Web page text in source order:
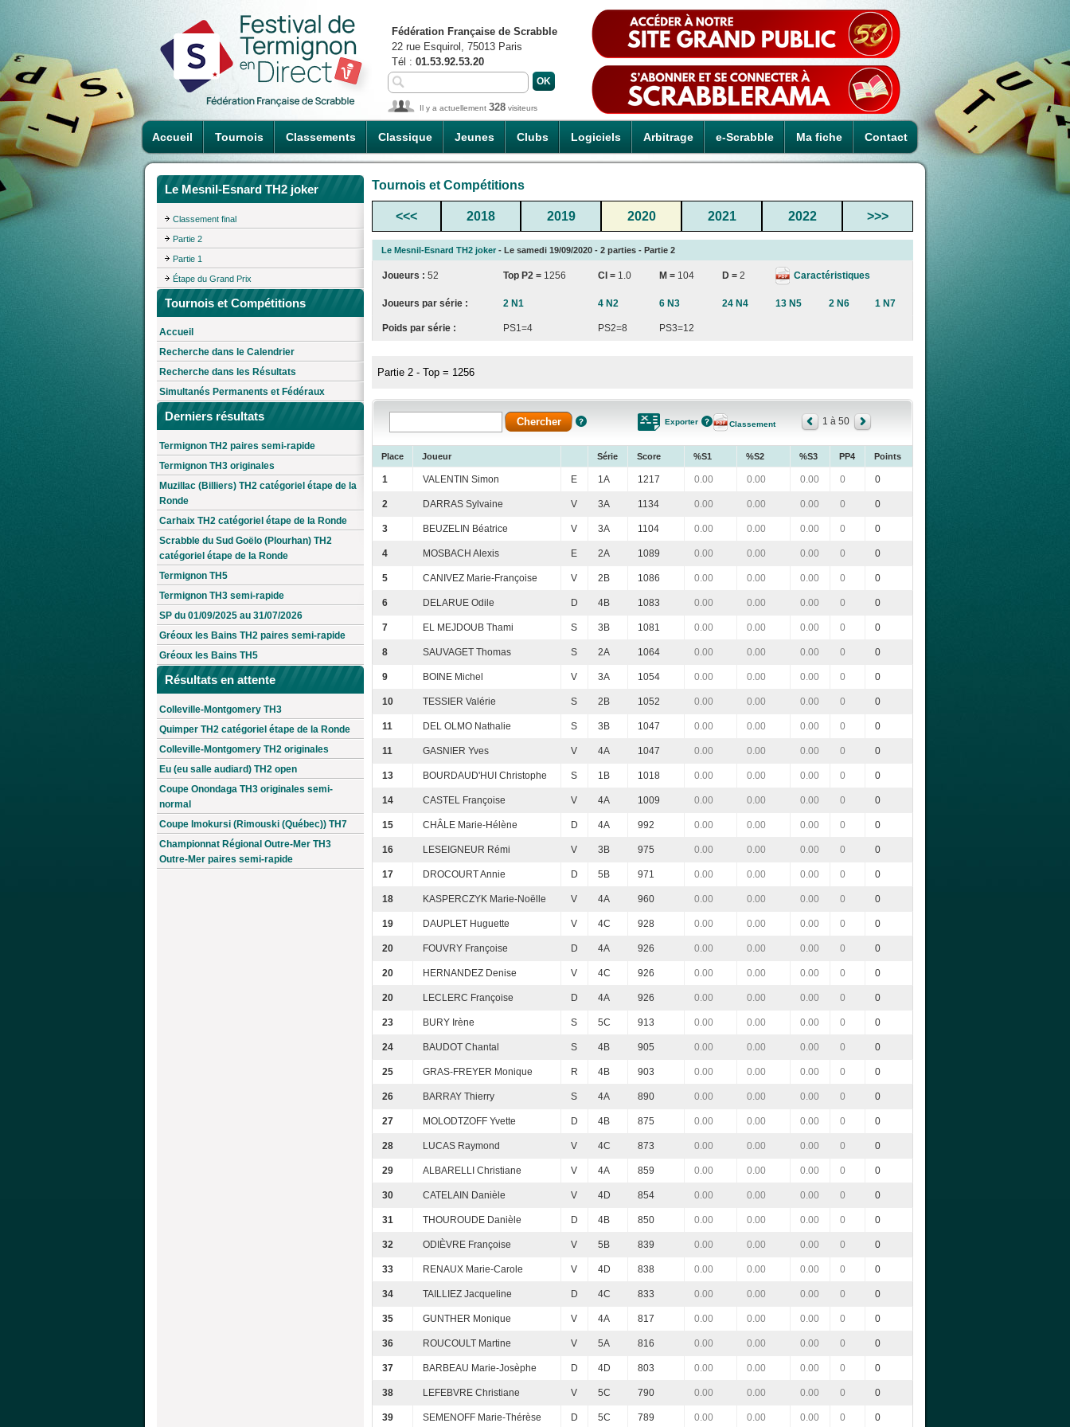
Accueil Tournois Classements Classique Jeunes Clubs Logiciels Arbitrage e-Scrabble Ma fiche Contact
Fédération Française de Scrabble
22 rue Esquirol, 75013 Paris
Tél : 01.53.92.53.20
Il y a actuellement 328 visiteurs
Le Mesnil-Esnard TH2 joker
Classement final
Partie 2
Partie 1
Étape du Grand Prix
Tournois et Compétitions
Accueil
Recherche dans le Calendrier
Recherche dans les Résultats
Simultanés Permanents et Fédéraux
Derniers résultats
Termignon TH2 paires semi-rapide
Termignon TH3 originales
Muzillac (Billiers) TH2 catégoriel étape de la
Ronde
Carhaix TH2 catégoriel étape de la Ronde
Scrabble du Sud Goëlo (Plourhan) TH2
catégoriel étape de la Ronde
Termignon TH5
Termignon TH3 semi-rapide
SP du 01/09/2025 au 31/07/2026
Gréoux les Bains TH2 paires semi-rapide
Gréoux les Bains TH5
Résultats en attente
Colleville-Montgomery TH3
Quimper TH2 catégoriel étape de la Ronde
Colleville-Montgomery TH2 originales
Eu (eu salle audiard) TH2 open
Coupe Onondaga TH3 originales semi-
normal
Coupe Imokursi (Rimouski (Québec)) TH7
Championnat Régional Outre-Mer TH3
Outre-Mer paires semi-rapide
Tournois et Compétitions
<<< 2018 2019 2020 2021 2022 >>>
Le Mesnil-Esnard TH2 joker - Le samedi 19/09/2020 - 2 parties - Partie 2
Joueurs : 52 Top P2 = 1256 CI = 1.0 M = 104 D = 2 Caractéristiques
Joueurs par série : 2 N1 4 N2 6 N3 24 N4 13 N5 2 N6 1 N7
Poids par série : PS1=4 PS2=8 PS3=12
Partie 2 - Top = 1256
Exporter Classement 1 à 50
Place Joueur Série Score %S1 %S2 %S3 PP4 Points
1 VALENTIN Simon E 1A 1217 0.00 0.00 0.00 0 0
2 DARRAS Sylvaine V 3A 1134 0.00 0.00 0.00 0 0
3 BEUZELIN Béatrice V 3A 1104 0.00 0.00 0.00 0 0
4 MOSBACH Alexis E 2A 1089 0.00 0.00 0.00 0 0
5 CANIVEZ Marie-Françoise V 2B 1086 0.00 0.00 0.00 0 0
6 DELARUE Odile D 4B 1083 0.00 0.00 0.00 0 0
7 EL MEJDOUB Thami S 3B 1081 0.00 0.00 0.00 0 0
8 SAUVAGET Thomas S 2A 1064 0.00 0.00 0.00 0 0
9 BOINE Michel V 3A 1054 0.00 0.00 0.00 0 0
10 TESSIER Valérie S 2B 1052 0.00 0.00 0.00 0 0
11 DEL OLMO Nathalie S 3B 1047 0.00 0.00 0.00 0 0
11 GASNIER Yves V 4A 1047 0.00 0.00 0.00 0 0
13 BOURDAUD'HUI Christophe S 1B 1018 0.00 0.00 0.00 0 0
14 CASTEL Françoise V 4A 1009 0.00 0.00 0.00 0 0
15 CHÂLE Marie-Hélène D 4A 992 0.00 0.00 0.00 0 0
16 LESEIGNEUR Rémi V 3B 975 0.00 0.00 0.00 0 0
17 DROCOURT Annie D 5B 971 0.00 0.00 0.00 0 0
18 KASPERCZYK Marie-Noëlle V 4A 960 0.00 0.00 0.00 0 0
19 DAUPLET Huguette V 4C 928 0.00 0.00 0.00 0 0
20 FOUVRY Françoise D 4A 926 0.00 0.00 0.00 0 0
20 HERNANDEZ Denise V 4C 926 0.00 0.00 0.00 0 0
20 LECLERC Françoise D 4A 926 0.00 0.00 0.00 0 0
23 BURY Irène S 5C 913 0.00 0.00 0.00 0 0
24 BAUDOT Chantal S 4B 905 0.00 0.00 0.00 0 0
25 GRAS-FREYER Monique R 4B 903 0.00 0.00 0.00 0 0
26 BARRAY Thierry S 4A 890 0.00 0.00 0.00 0 0
27 MOLODTZOFF Yvette D 4B 875 0.00 0.00 0.00 0 0
28 LUCAS Raymond V 4C 873 0.00 0.00 0.00 0 0
29 ALBARELLI Christiane V 4A 859 0.00 0.00 0.00 0 0
30 CATELAIN Danièle V 4D 854 0.00 0.00 0.00 0 0
31 THOUROUDE Danièle D 4B 850 0.00 0.00 0.00 0 0
32 ODIÈVRE Françoise V 5B 839 0.00 0.00 0.00 0 0
33 RENAUX Marie-Carole V 4D 838 0.00 0.00 0.00 0 0
34 TAILLIEZ Jacqueline D 4C 833 0.00 0.00 0.00 0 0
35 GUNTHER Monique V 4A 817 0.00 0.00 0.00 0 0
36 ROUCOULT Martine V 5A 816 0.00 0.00 0.00 0 0
37 BARBEAU Marie-Josèphe D 4D 803 0.00 0.00 0.00 0 0
38 LEFEBVRE Christiane V 5C 790 0.00 0.00 0.00 0 0
39 SEMENOFF Marie-Thérèse D 5C 789 0.00 0.00 0.00 0 0